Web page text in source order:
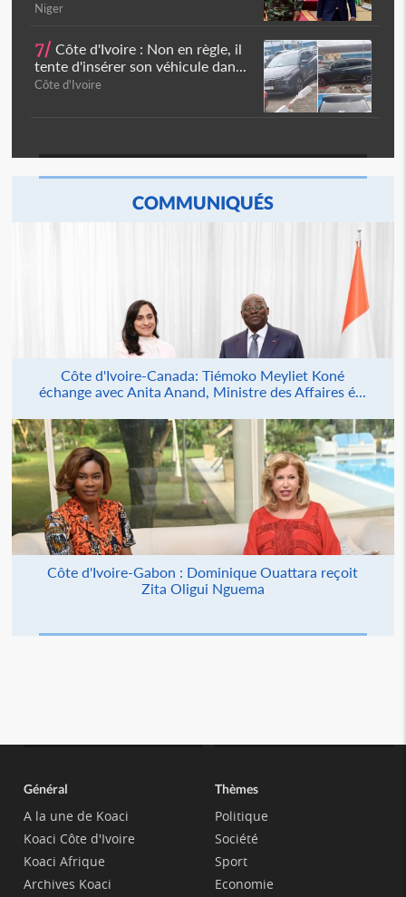
Niger
7/ Côte d'Ivoire : Non en règle, il
tente d'insérer son véhicule dan...
Côte d'Ivoire
COMMUNIQUÉS
Côte d'Ivoire-Canada: Tiémoko Meyliet Koné
échange avec Anita Anand, Ministre des Affaires é...
Côte d'Ivoire-Gabon : Dominique Ouattara reçoit
Zita Oligui Nguema
Général
A la une de Koaci
Koaci Côte d'Ivoire
Koaci Afrique
Archives Koaci
Thèmes
Politique
Société
Sport
Economie